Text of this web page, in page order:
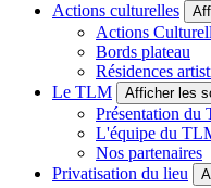
Actions culturelles
Actions
Bords plateau
Résidences
Le TLM
Afficher les
Présentation du
L'équipe du
Nos partenaires
Privatisation du lieu